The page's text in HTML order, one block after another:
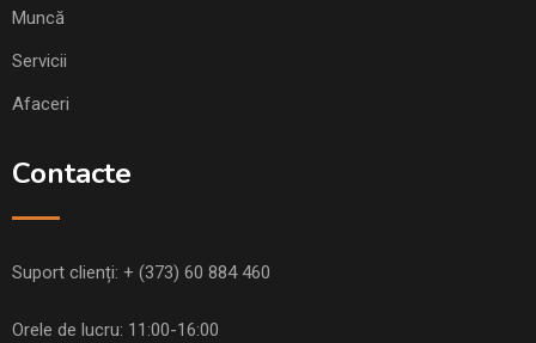
Muncă
Servicii
Afaceri
Contacte
Suport clienți: + (373) 60 884 460
Orele de lucru: 11:00-16:00